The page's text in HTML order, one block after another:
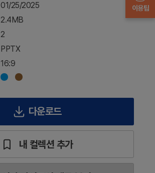
01/25/2025
2.4MB
2
PPTX
16:9
다운로드
내 컬렉션 추가
이용팁